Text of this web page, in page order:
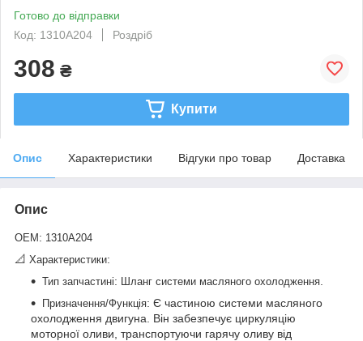
Готово до відправки
Код: 1310A204
Роздріб
308 ₴
Купити
Опис Характеристики Відгуки про товар Доставка
Опис
OEM : 1310A204
📐 Характеристики:
Тип запчастині: Шланг системи масляного охолодження
Призначення/Функція: Є частиною системи масляного
охолодження двигуна. Він забезпечує циркуляцію
моторної оливи, транспортуючи гарячу оливу від